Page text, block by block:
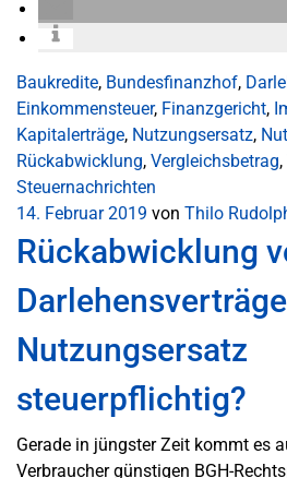
Baukredite, Bundesfinanzhof,
Einkommensteuer, Finanzgericht,
Kapitalerträge, Nutzungsersatz,
Rückabwicklung, Vergleichsbetrag,
Steuernachrichten
14. Februar 2019 von Thilo
Rückabwicklung
Nutzungsersatz
steuerpflichtig?
Gerade in jüngster Zeit kommt es
Verbraucher günstigen BGH-